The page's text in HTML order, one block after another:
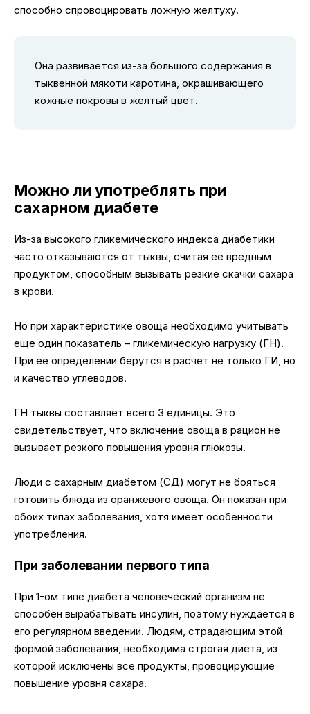
способно спровоцировать ложную желтуху.
Она развивается из-за большого содержания в
тыквенной мякоти каротина, окрашивающего
кожные покровы в желтый цвет.
Можно ли употреблять при
сахарном диабете
Из-за высокого гликемического индекса диабетики
часто отказываются от тыквы, считая ее вредным
продуктом, способным вызывать резкие скачки сахара
в крови.
Но при характеристике овоща необходимо учитывать
еще один показатель – гликемическую нагрузку (ГН).
При ее определении берутся в расчет не только ГИ, но
и качество углеводов.
ГН тыквы составляет всего 3 единицы. Это
свидетельствует, что включение овоща в рацион не
вызывает резкого повышения уровня глюкозы.
Люди с сахарным диабетом (СД) могут не бояться
готовить блюда из оранжевого овоща. Он показан при
обоих типах заболевания, хотя имеет особенности
употребления.
При заболевании первого типа
При 1-ом типе диабета человеческий организм не
способен вырабатывать инсулин, поэтому нуждается в
его регулярном введении. Людям, страдающим этой
формой заболевания, необходима строгая диета, из
которой исключены все продукты, провоцирующие
повышение уровня сахара.